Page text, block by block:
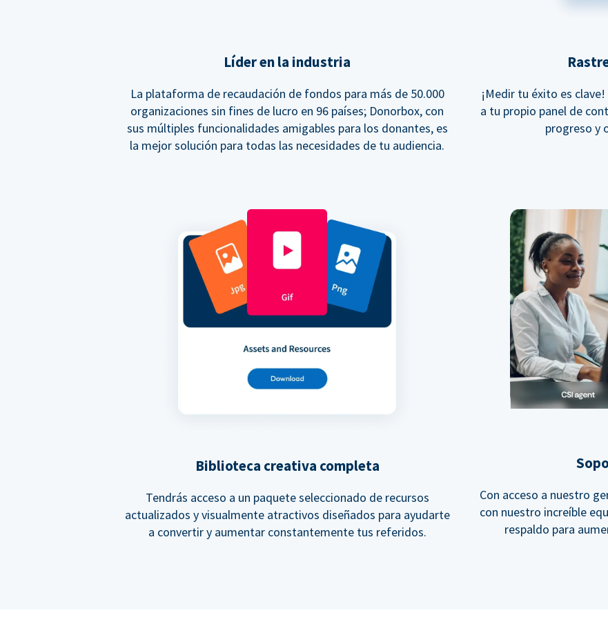
Líder en la industria
La plataforma de recaudación de fondos para más de 50.000
organizaciones sin fines de lucro en 96 países; Donorbox, con
sus múltiples funcionalidades amigables para los donantes, es
la mejor solución para todas las necesidades de tu audiencia.
¡Medir tu éxito es
a tu propio panel de
progreso y
Biblioteca creativa completa
Tendrás acceso a un paquete seleccionado de recursos
actualizados y visualmente atractivos diseñados para ayudarte
a convertir y aumentar constantemente tus referidos.
Con acceso a nuestro
con nuestro increíble
respaldo para